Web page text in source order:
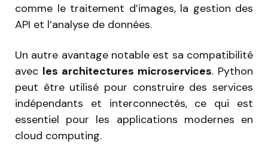
comme le traitement d’images, la gestion des
API et l’analyse de données.
Un autre avantage notable est sa compatibilité
avec les architectures microservices. Python
peut être utilisé pour construire des services
indépendants et interconnectés, ce qui est
essentiel pour les applications modernes en
cloud computing.